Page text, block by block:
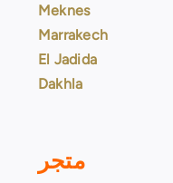
Meknes
Marrakech
El Jadida
Dakhla
متجر